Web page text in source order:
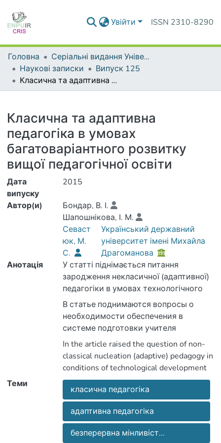
Увійти ISSN 2310-8290
Головна
Серіальні видання Університету
Наукові записки
Випуск 125
Класична та адаптивна педагогіка в умовах багатоваріантного розвитку вищої педагогічної освіти
Класична та адаптивна
педагогіка в умовах
багатоваріантного розвитку
вищої педагогічної освіти
Дата
випуску
2015
Автор(и)
Бондар, В. І.
Шапошнікова, І. М.
Севаст
юк, М.
С.
Український державний
університет імені Михайла
Драгоманова
Анотація
У статті піднімається питання
зародження некласичної (адаптивної)
педагогіки в умовах технологічного
освоєння дійсності, переоцінювання
наявних цінностей і теорій, без чого не
можливо формувати людину
завтрашнього цивілізаційного
суспільства. В цих умовах людина
зобов’язана брати на себе
відповідальність за динаміку
соціоприродної гармонії і управління
нею. Формувати таку людину, яка
протистоїть сучасній стихійній формі
буття, покликана нова некласична
педагогіка з її системною адаптивною
В статье поднимаются вопросы о
необходимости обеспечения в
системе подготовки учителя
оптимального соотношения в
реализации положений, идей и
концепции классической,
педагогики. Без учета результатов
технологического освоения
действительности, материального и
духовного достояния, без переоценки
ценностей и теорий уже не возможно
In the article raised the question of non-
classical nucleation (adaptive) pedagogy in
conditions of technological development
reality assessment of existing theories
and values, without which does not
possible shaping a person in tomorrow's
civilized society.
In these conditions a person must accept
Теми
класична педагогіка
адаптивна педагогіка
безперервна мінливіст...